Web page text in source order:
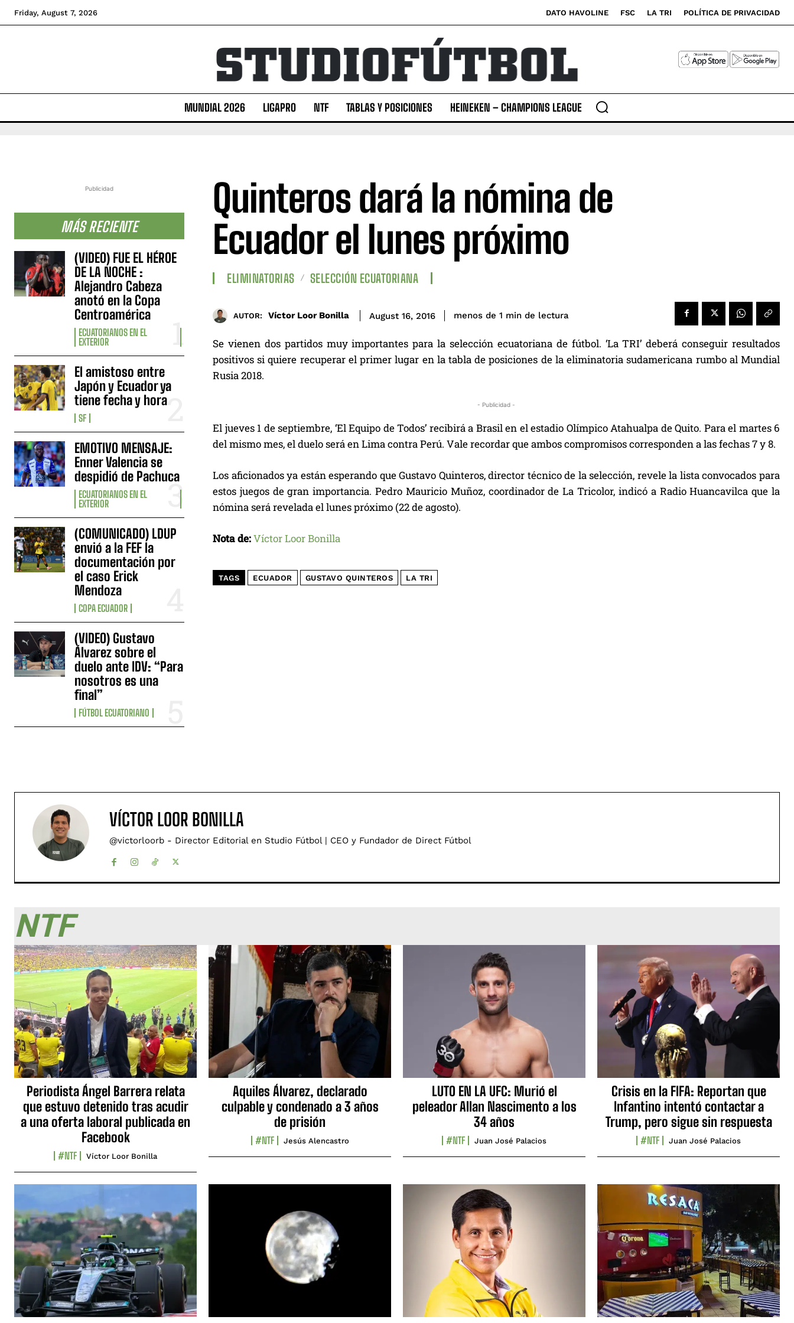
Friday, August 7, 2026 DATO HAVOLINE FSC LA TRI POLÍTICA DE PRIVACIDAD
MUNDIAL 2026 LIGAPRO NTF TABLAS Y POSICIONES HEINEKEN – CHAMPIONS LEAGUE
Publicidad
MÁS RECIENTE
(VIDEO) FUE EL HÉROE
DE LA NOCHE :
Alejandro Cabeza
anotó en la Copa
Centroamérica
ECUATORIANOS EN EL
EXTERIOR
El amistoso entre
Japón y Ecuador ya
tiene fecha y hora
SF
EMOTIVO MENSAJE:
Enner Valencia se
despidió de Pachuca
ECUATORIANOS EN EL
EXTERIOR
(COMUNICADO) LDUP
envió a la FEF la
documentación por
el caso Erick
Mendoza
COPA ECUADOR
(VIDEO) Gustavo
Álvarez sobre el
duelo ante IDV: “Para
nosotros es una
final”
FÚTBOL ECUATORIANO
Quinteros dará la nómina de
Ecuador el lunes próximo
ELIMINATORIAS SELECCIÓN ECUATORIANA
AUTOR: Víctor Loor Bonilla August 16, 2016 menos de 1 min de lectura
Se vienen dos partidos muy importantes para la selección ecuatoriana de fútbol. ‘La TRI’ deberá conseguir resultados
positivos si quiere recuperar el primer lugar en la tabla de posiciones de la eliminatoria sudamericana rumbo al Mundial
Rusia 2018.
- Publicidad -
El jueves 1 de septiembre, ‘El Equipo de Todos’ recibirá a Brasil en el estadio Olímpico Atahualpa de Quito. Para el martes 6
del mismo mes, el duelo será en Lima contra Perú. Vale recordar que ambos compromisos corresponden a las fechas 7 y 8.
Los aficionados ya están esperando que Gustavo Quinteros, director técnico de la selección, revele la lista convocados para
estos juegos de gran importancia. Pedro Mauricio Muñoz, coordinador de La Tricolor, indicó a Radio Huancavilca que la
nómina será revelada el lunes próximo (22 de agosto).
Nota de:Víctor Loor Bonilla
TAGS ECUADOR GUSTAVO QUINTEROS LA TRI
VÍCTOR LOOR BONILLA
@victorloorb - Director Editorial en Studio Fútbol | CEO y Fundador de Direct Fútbol
NTF
Periodista Ángel Barrera relata
que estuvo detenido tras acudir
a una oferta laboral publicada en
Facebook
#NTF Víctor Loor Bonilla
Aquiles Álvarez, declarado
culpable y condenado a 3 años
de prisión
#NTF Jesús Alencastro
LUTO EN LA UFC: Murió el
peleador Allan Nascimento a los
34 años
#NTF Juan José Palacios
Crisis en la FIFA: Reportan que
Infantino intentó contactar a
Trump, pero sigue sin respuesta
#NTF Juan José Palacios